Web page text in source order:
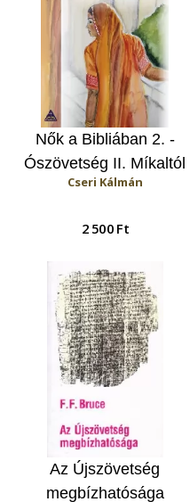
Nők a Bibliában 2. -
Ószövetség II. Míkaltól
Eszterig
Cseri Kálmán
2 500 Ft
Az Újszövetség
megbízhatósága